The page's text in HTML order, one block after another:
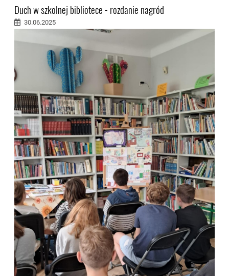
Duch w szkolnej bibliotece - rozdanie nagród
30.06.2025